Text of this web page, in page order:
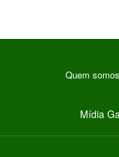
Quem somos
Mídia